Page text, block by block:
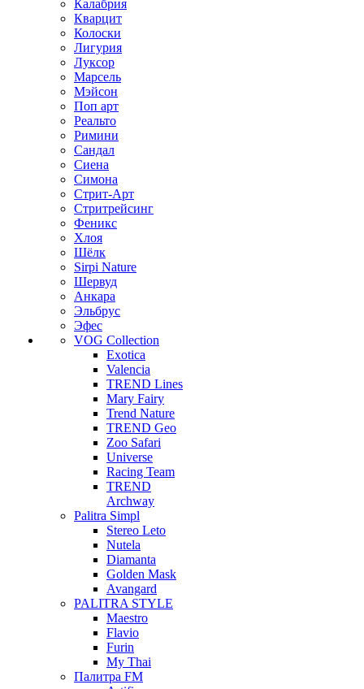
Калабрия
Кварцит
Колоски
Лигурия
Луксор
Марсель
Мэйсон
Поп арт
Реальто
Римини
Сандал
Сиена
Симона
Стрит-Арт
Стритрейсинг
Феникс
Хлоя
Шёлк
Sirpi Nature
Шервуд
Анкара
Эльбрус
Эфес
VOG Collection
Exotica
Valencia
TREND Lines
Mary Fairy
Trend Nature
TREND Geo
Zoo Safari
Universe
Racing Team
TREND
Archway
Palitra Simpl
Stereo Leto
Nutela
Diamanta
Golden Mask
Avangard
PALITRA STYLE
Maestro
Flavio
Furin
My Thai
Палитра FM